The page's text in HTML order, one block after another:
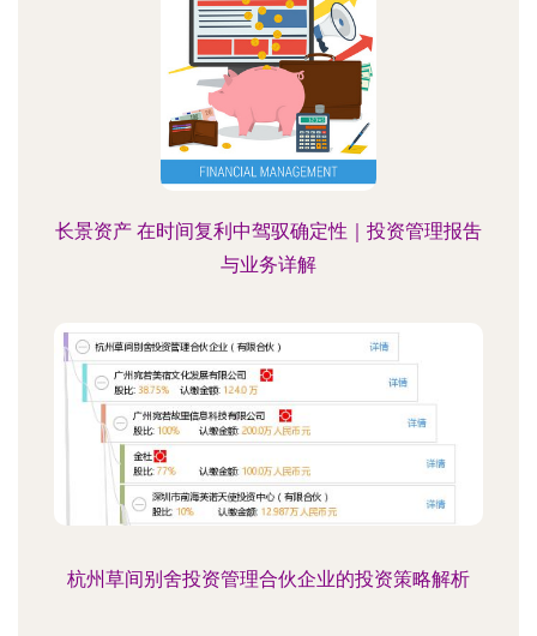
长景资产 在时间复利中驾驭确定性｜投资管理报吿
与业务详解
杭州草间别舍投资管理合伙企业的投资策略解析